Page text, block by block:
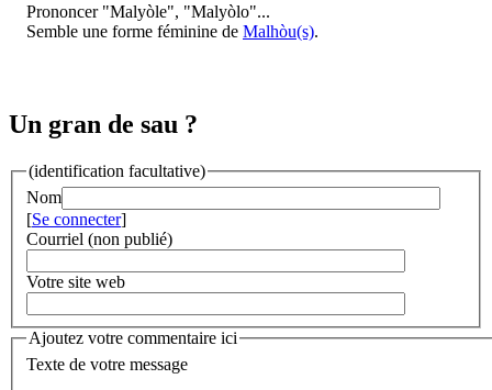
Prononcer "Malyòle", "Malyòlo"...
Semble une forme féminine de Malhòu(s).
Un gran de sau ?
(identification facultative)
Nom
[Se connecter]
Courriel (non publié)
Votre site web
Ajoutez votre commentaire ici
Texte de votre message